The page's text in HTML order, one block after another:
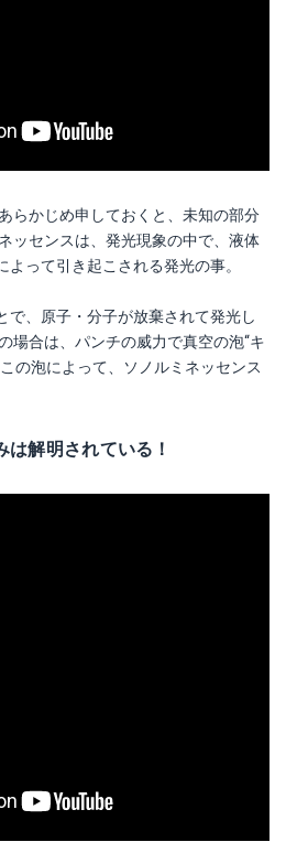
らかじめ申しておくと、未知の部分
ッセンスは、発光現象の中で、液体
って引き起こされる発光の事。
で、原子・分子が放棄されて発光し
場合は、パンチの威力で真空の泡“キ
の泡によって、ソノルミネッセンス
解明されている！